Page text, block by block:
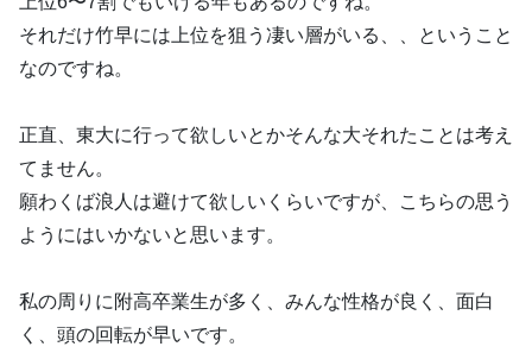
それだけ竹早には上位を狙う凄い層がいる、、ということ
なのですね。
正直、東大に行って欲しいとかそんな大それたことは考え
てません。
願わくば浪人は避けて欲しいくらいですが、こちらの思う
ようにはいかないと思います。
私の周りに附高卒業生が多く、みんな性格が良く、面白
く、頭の回転が早いです。